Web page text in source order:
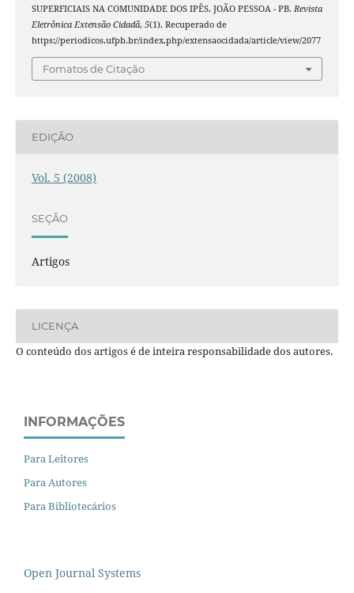
SUPERFICIAIS NA COMUNIDADE DOS IPÊS, JOÃO PESSOA - PB. Revista
Eletrônica Extensão Cidadã, 5(1). Recuperado de
https://periodicos.ufpb.br/index.php/extensaocidada/article/view/2077
Fomatos de Citação
EDIÇÃO
Vol. 5 (2008)
SEÇÃO
Artigos
LICENÇA
O conteúdo dos artigos é de inteira responsabilidade dos autores.
INFORMAÇÕES
Para Leitores
Para Autores
Para Bibliotecários
Open Journal Systems